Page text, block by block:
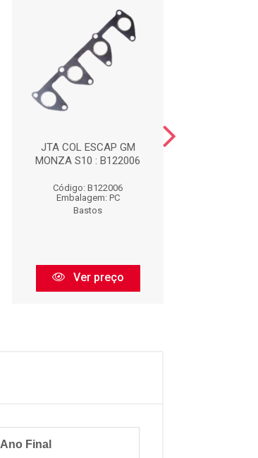
JTA COL ESCAP GM
MONZA S10 : B122006
Código: B122006
Embalagem: PC
Bastos
Ver preço
Ano Final